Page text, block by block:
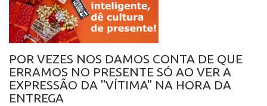
POR VEZES NOS DAMOS CONTA DE QUE
ERRAMOS NO PRESENTE SÓ AO VER A
EXPRESSÃO DA "VÍTIMA" NA HORA DA
ENTREGA